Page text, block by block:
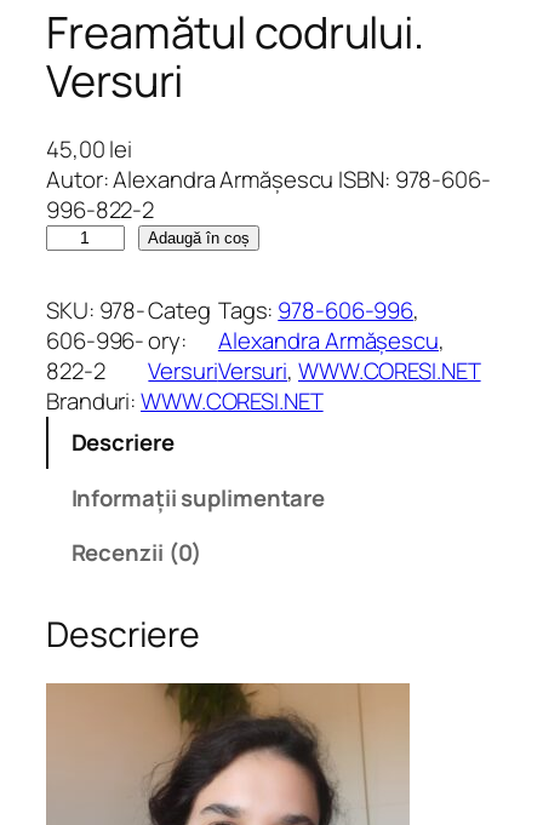
Freamătul codrului.
Versuri
45,00lei
Autor: Alexandra Armășescu ISBN: 978-606-
996-822-2
n
t
i
t
a
m
t
Adaugă în coș
SKU: 978-
606-996-
822-2
Categ
ory:
Versuri
Tags: 978-606-996
Alexandra Armășescu
Versuri, WWW.CORESI.NET
Branduri:WWW.CORESI.NET
Descriere
Informații suplimentare
Recenzii (0)
Descriere